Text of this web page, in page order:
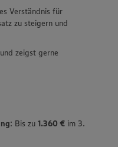
Verständnis für
zu steigern und
zeigst gerne
: Bis zu 1.360 € im 3.